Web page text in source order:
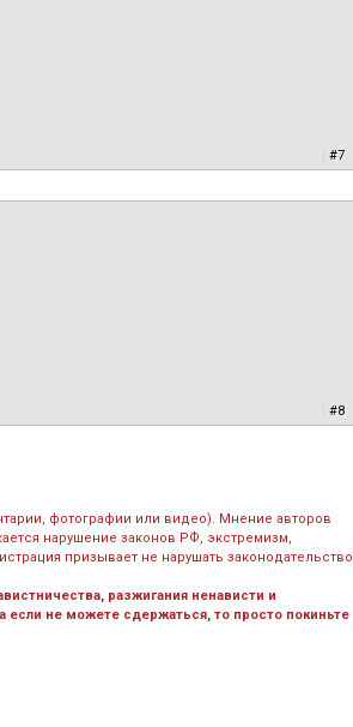
#7
#8
фотографии или видео). Мнение авторов
нарушение законов РФ, экстремизм,
призывает не нарушать законодательство
разжигания ненависти и
не можете сдержаться, то просто покиньте